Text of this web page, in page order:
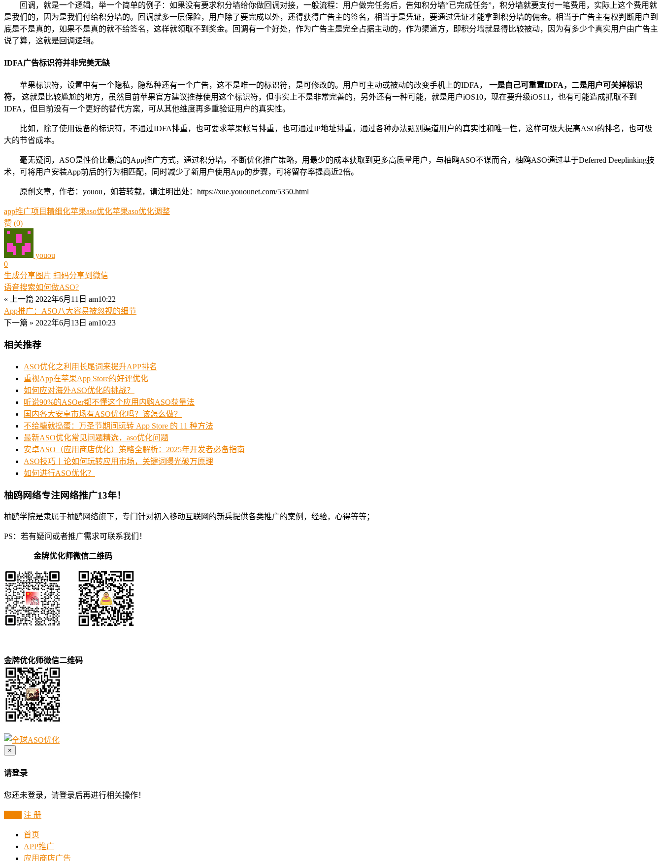
回调，就是一个逻辑，举一个简单的例子：如果没有要求积分墙给你做回调对接，一般流程：用户做完任务后，告知积分墙“已完成任务”，积分墙就要支付一笔费用，实际上这个费用就
是我们的，因为是我们付给积分墙的。回调就多一层保险，用户除了要完成以外，还得获得广告主的签名，相当于是凭证，要通过凭证才能拿到积分墙的佣金。相当于广告主有权判断用户到
底是不是真的，如果不是真的就不给签名，这样就领取不到奖金。回调有一个好处，作为广告主是完全占据主动的，作为渠道方，即积分墙就显得比较被动，因为有多少个真实用户由广告主
说了算，这就是回调逻辑。
IDFA广告标识符并非完美无缺
苹果标识符，设置中有一个隐私，隐私种还有一个广告，这不是唯一的标识符，是可修改的。用户可主动或被动的改变手机上的IDFA， 一是自己可重置IDFA，二是用户可关掉标识
符，
这就是比较尴尬的地方，虽然目前苹果官方建议推荐使用这个标识符，但事实上不是非常完善的，另外还有一种可能，就是用户iOS10，现在要升级iOS11，也有可能造成抓取不到
IDFA，但目前没有一个更好的替代方案，可从其他维度再多重验证用户的真实性。
比如，除了使用设备的标识符，不通过IDFA排重，也可要求苹果帐号排重，也可通过IP地址排重，通过各种办法甄别渠道用户的真实性和唯一性，这样可极大提高ASO的排名，也可极
大的节省成本。
毫无疑问，ASO是性价比最高的App推广方式，通过积分墙，不断优化推广策略，用最少的成本获取到更多高质量用户，与柚鸥ASO不谋而合，柚鸥ASO通过基于Deferred Deeplinking技
术，可将用户安装App前后的行为相匹配，同时减少了新用户使用App的步骤，可将留存率提高近2倍。
原创文章，作者：youou，如若转载，请注明出处：https://xue.youounet.com/5350.html
app推广项目精细化苹果aso优化苹果aso优化调整
赞 (0)
youou
0
生成分享图片 扫码分享到微信
语音搜索如何做ASO?
« 上一篇 2022年6月11日 am10:22
App推广：ASO八大容易被忽视的细节
下一篇 » 2022年6月13日 am10:23
相关推荐
ASO优化之利用长尾词来提升APP排名
重视App在苹果App Store的好评优化
如何应对海外ASO优化的挑战？
听说90%的ASOer都不懂这个应用内购ASO获量法
国内各大安卓市场有ASO优化吗？该怎么做？
不给糖就捣蛋：万圣节期间玩转 App Store 的 11 种方法
最新ASO优化常见问题精选，aso优化问题
安卓ASO（应用商店优化）策略全解析：2025年开发者必备指南
ASO技巧丨论如何玩转应用市场，关键词曝光破万原理
如何进行ASO优化？
柚鸥网络专注网络推广13年！
柚鸥学院是隶属于柚鸥网络旗下，专门针对初入移动互联网的新兵提供各类推广的案例，经验，心得等等；
PS：若有疑问或者推广需求可联系我们！
金牌优化师微信二维码
金牌优化师微信二维码
×
请登录
您还未登录，请登录后再进行相关操作！
注 册
首页
APP推广
应用商店广告